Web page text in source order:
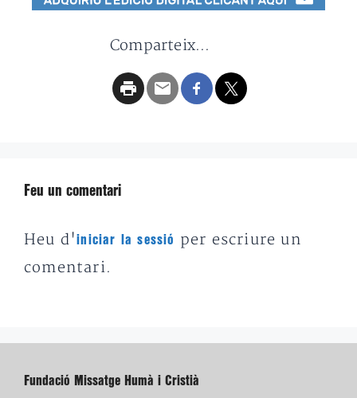
Comparteix...
Feu un comentari
Heu d'iniciar la sessió
per escriure un
comentari.
Fundació Missatge Humà i Cristià